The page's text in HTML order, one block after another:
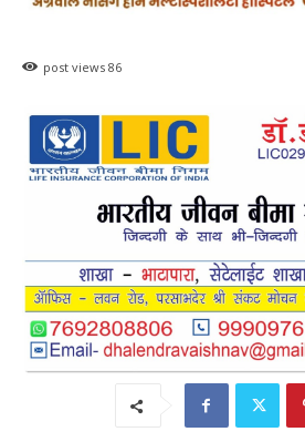
post views